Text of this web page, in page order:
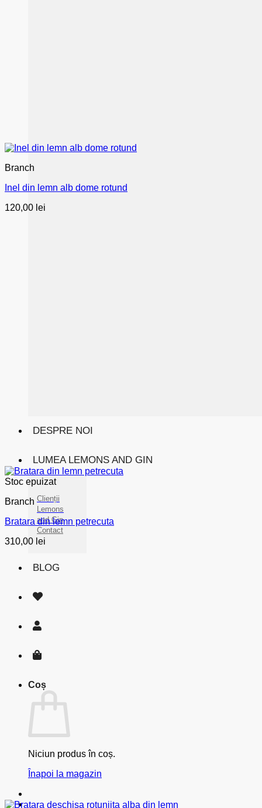
DESPRE NOI
LUMEA LEMONS AND GIN
Clienții
Lemons
and Gin
Contact
BLOG
Coș
Niciun produs în coș.
Înapoi la magazin
Branch
Inel din lemn alb dome rotund
120,00 lei
Stoc epuizat
Branch
Bratara din lemn petrecuta
310,00 lei